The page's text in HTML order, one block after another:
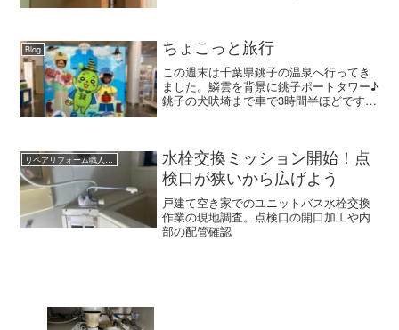
にもオイルがぽつ...
Blog ちょこっと旅行
この週末は千葉県銚子の温泉へ行ってき
ました。鱗雲を背景に銚子ポートタワー♪
銚子の犬吠埼まで車で3時間半ほどですか
なく、道中の気分も...
リペアリフォーム職人のBlog
水栓交換ミッション開始！点
検口が狭いから広げよう
戸建て空き家でのユニットバス水栓交換
作業の現地調査。点検口の開口加工や内
部の配管確認